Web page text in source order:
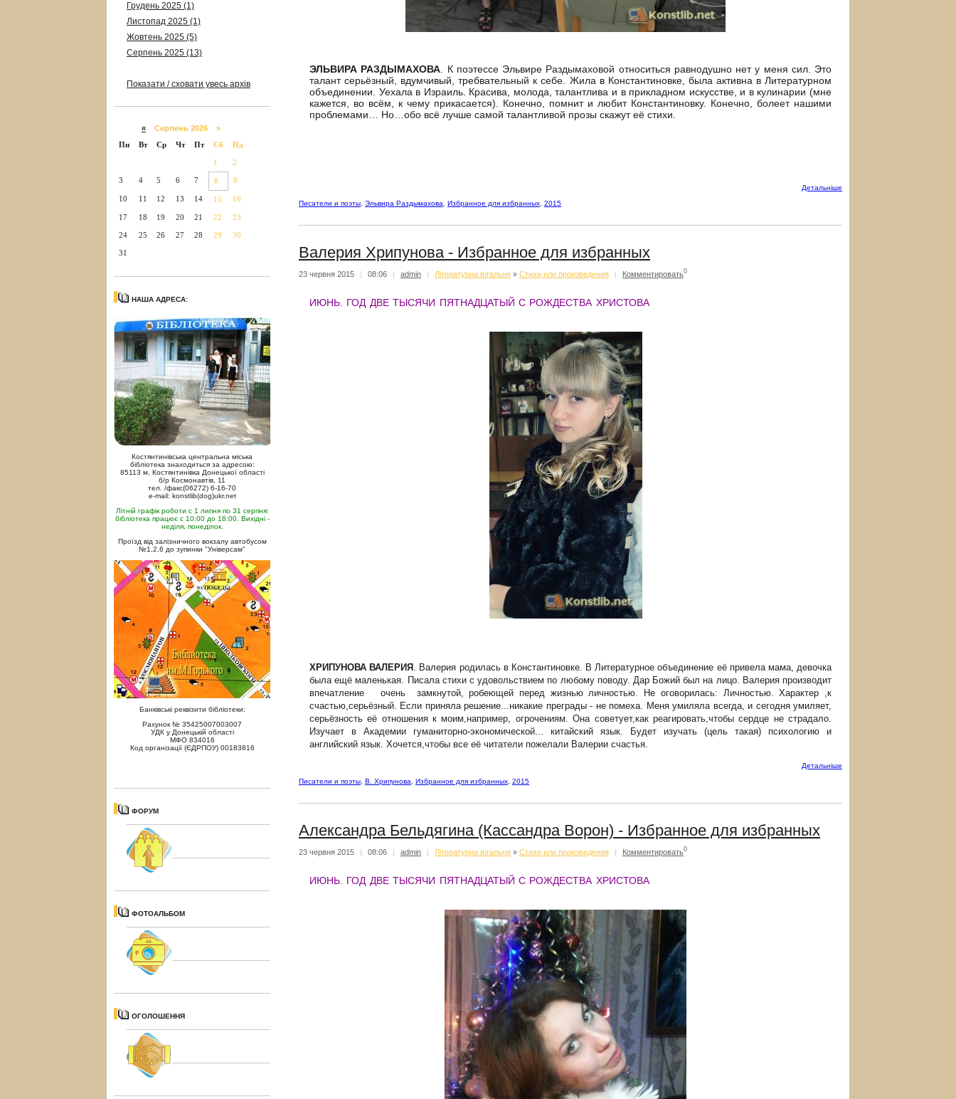
Грудень 2025 (1)
Листопад 2025 (1)
Жовтень 2025 (5)
Серпень 2025 (13)
Показати / сховати увесь архів
« Серпень 2026 »
Пн
Вт Ср Чт Пт Сб Нд
1 2
3 4 5 6 7 8 9
10 11 12 13 14 15 16
17 18 19 20 21 22 23
24 25 26 27 28 29 30
31
НАША АДРЕСА:
Костянтинівська центральна міська
бібліотека знаходиться за адресою:
85113 м. Костянтинівка Донецької області
б/р Космонавтів, 11
тел. /факс(06272) 6-16-70
e-mail: konstlib(dog)ukr.net
Літній графік роботи с 1 липня по 31 серпня:
бібліотека працює с 10:00 до 18:00. Вихідні -
неділя, понеділок.
Проїзд від залізничного вокзалу автобусом
№1,2,6 до зупинки "Універсам"
Банківські реквізити бібліотеки:
Рахунок № 35425007003007
УДК у Донецькій області
МФО 834016
Код організації (ЄДРПОУ) 00183816
ФОРУМ
ФОТОАЛЬБОМ
ОГОЛОШЕННЯ
ЭЛЬВИРА РАЗДЫМАХОВА. К поэтессе Эльвире Раздымаховой относиться равнодушно нет у меня сил. Это
талант серьёзный, вдумчивый, требвательный к себе. Жила в Константиновке, была активна в Литературном
объединении. Уехала в Израиль. Красива, молода, талантлива и в прикладном искусстве, и в кулинарии (мне
кажется, во всём, к чему прикасается). Конечно, помнит и любит Константиновку. Конечно, болеет нашими
проблемами… Но…обо всё лучше самой талантливой прозы скажут её стихи.
Детальнiше
Писатели и поэты, Эльвира Раздымахова, Избранное для избранных, 2015
Валерия Хрипунова - Избранное для избранных
23 червня 2015 | 08:06 | admin | Літературна вітальня » Стихи или произведения | Комментировать0
ИЮНЬ. ГОД ДВЕ ТЫСЯЧИ ПЯТНАДЦАТЫЙ С РОЖДЕСТВА ХРИСТОВА
ХРИПУНОВА ВАЛЕРИЯ
. Валерия родилась в Константиновке. В Литературное объединение её привела мама, девочка
была ещё маленькая. Писала стихи с удовольствием по любому поводу. Дар Божий был на лицо. Валерия производит
впечатление очень замкнутой, робеющей перед жизнью личностью. Не оговорилась: Личностью. Характер ,к
счастью,серьёзный. Если приняла решение...никакие преграды - не помеха. Меня умиляла всегда, и сегодня умиляет,
серьёзность её отношения к моим,например, огрочениям. Она советует,как реагировать,чтобы сердце не страдало.
Изучает в Академии гуманиторно-экономической... китайский язык. Будет изучать (цель такая) психологию и
английский язык. Хочется,чтобы все её читатели пожелали Валерии счастья.
Детальнiше
Писатели и поэты В. Хрипунова Избранное для избранных 2015
Александра Бельдягина (Кассандра Ворон) - Избранное для избранных
23 червня 2015 | 08:06 | admin | Літературна вітальня » Стихи или произведения | Комментировать0
ИЮНЬ. ГОД ДВЕ ТЫСЯЧИ ПЯТНАДЦАТЫЙ С РОЖДЕСТВА ХРИСТОВА